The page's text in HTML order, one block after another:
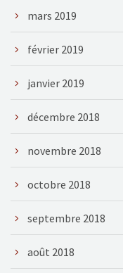
mars 2019
février 2019
janvier 2019
décembre 2018
novembre 2018
octobre 2018
septembre 2018
août 2018